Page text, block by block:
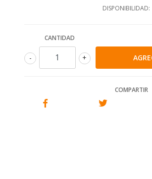
DISPONIBILIDAD:
CANTIDAD
+
-
COMPARTIR